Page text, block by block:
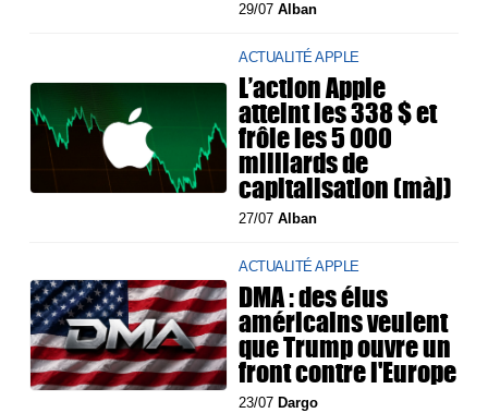
29/07Alban
ACTUALITÉ APPLE
L’action Apple
atteint les 338 $ et
frôle les 5 000
milliards de
capitalisation (màj)
27/07Alban
ACTUALITÉ APPLE
DMA : des élus
américains veulent
que Trump ouvre un
front contre l'Europe
23/07 Dargo